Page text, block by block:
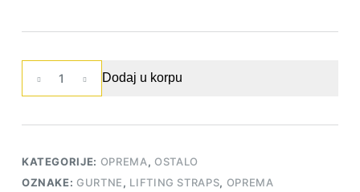
Straps
Dodaj u korpu
KATEGORIJE: OPREMA, OSTALO
OZNAKE: GURTNE, LIFTING STRAPS, OPREMA